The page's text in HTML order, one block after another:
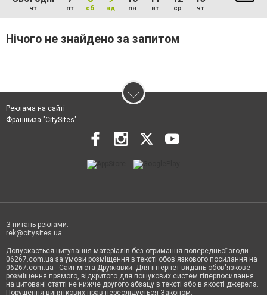
чт пт сб нд пн вт ср чт
Нічого не знайдено за запитом
Реклама на сайті
Франшиза "CitySites"
З питань реклами:
rek@citysites.ua
Допускається цитування матеріалів без отримання попередньої згоди
06267.com.ua за умови розміщення в тексті обов'язкового посилання на
06267.com.ua - Сайт міста Дружківки. Для інтернет-видань обов'язкове
розміщення прямого, відкритого для пошукових систем гіперпосилання
на цитовані статті не нижче другого абзацу в тексті або в якості джерела.
Порушення виняткових прав переслідується Законом.